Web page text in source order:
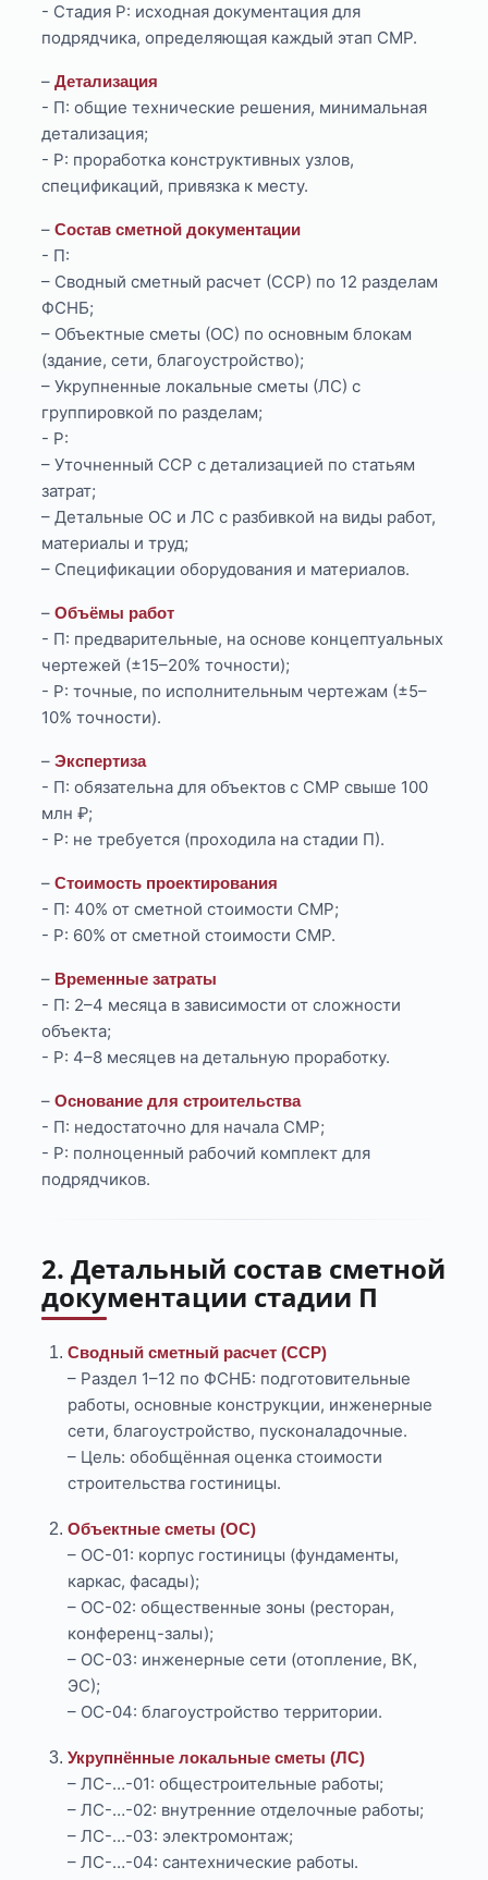
- Стадия Р: исходная документация для
подрядчика, определяющая каждый этап СМР.
–Детализация
- П: общие технические решения, минимальная
детализация;
- Р: проработка конструктивных узлов,
спецификаций, привязка к месту.
–Состав сметной документации
- П:
– Сводный сметный расчет (ССР) по 12 разделам
ФСНБ;
– Объектные сметы (ОС) по основным блокам
(здание, сети, благоустройство);
– Укрупненные локальные сметы (ЛС) с
группировкой по разделам;
- Р:
– Уточненный ССР с детализацией по статьям
затрат;
– Детальные ОС и ЛС с разбивкой на виды работ,
материалы и труд;
– Спецификации оборудования и материалов.
–Объёмы работ
- П: предварительные, на основе концептуальных
чертежей (±15–20% точности);
- Р: точные, по исполнительным чертежам (±5–
10% точности).
–Экспертиза
- П: обязательна для объектов с СМР свыше 100
млн ₽;
- Р: не требуется (проходила на стадии П).
–Стоимость проектирования
- П: 40% от сметной стоимости СМР;
- Р: 60% от сметной стоимости СМР.
– Временные затраты
- П: 2–4 месяца в зависимости от сложности
объекта;
- Р: 4–8 месяцев на детальную проработку.
–Основание для строительства
- П: недостаточно для начала СМР;
- Р: полноценный рабочий комплект для
подрядчиков.
2. Детальный состав сметной
документации стадии П
Сводный сметный расчет (ССР)
– Раздел 1–12 по ФСНБ: подготовительные
работы, основные конструкции, инженерные
сети, благоустройство, пусконаладочные.
– Цель: обобщённая оценка стоимости
строительства гостиницы.
Объектные сметы (ОС)
– ОС-01: корпус гостиницы (фундаменты,
каркас, фасады);
– ОС-02: общественные зоны (ресторан,
конференц-залы);
– ОС-03: инженерные сети (отопление, ВК,
ЭС);
– ОС-04: благоустройство территории.
Укрупнённые локальные сметы (ЛС)
– ЛС-…-01: общестроительные работы;
– ЛС-…-02: внутренние отделочные работы;
– ЛС-…-03: электромонтаж;
– ЛС-…-04: сантехнические работы.